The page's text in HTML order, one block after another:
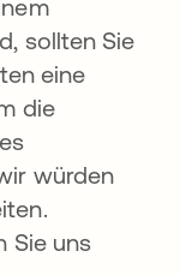
sollten Sie
eine
die
würden
Sie uns